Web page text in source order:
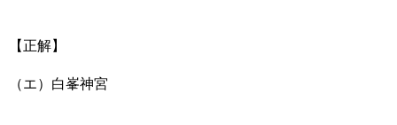
【正解】
（エ）白峯神宮